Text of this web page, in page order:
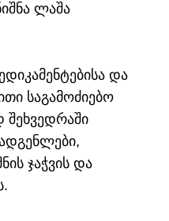
ლაშა
და
საგამოძიებო
შეხვედრაში
ჯაჭვის და